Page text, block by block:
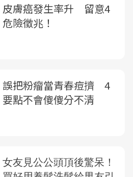
皮膚癌發生率升 留意4
危險徵兆！
誤把粉瘤當青春痘擠 4
要點不會傻傻分不清